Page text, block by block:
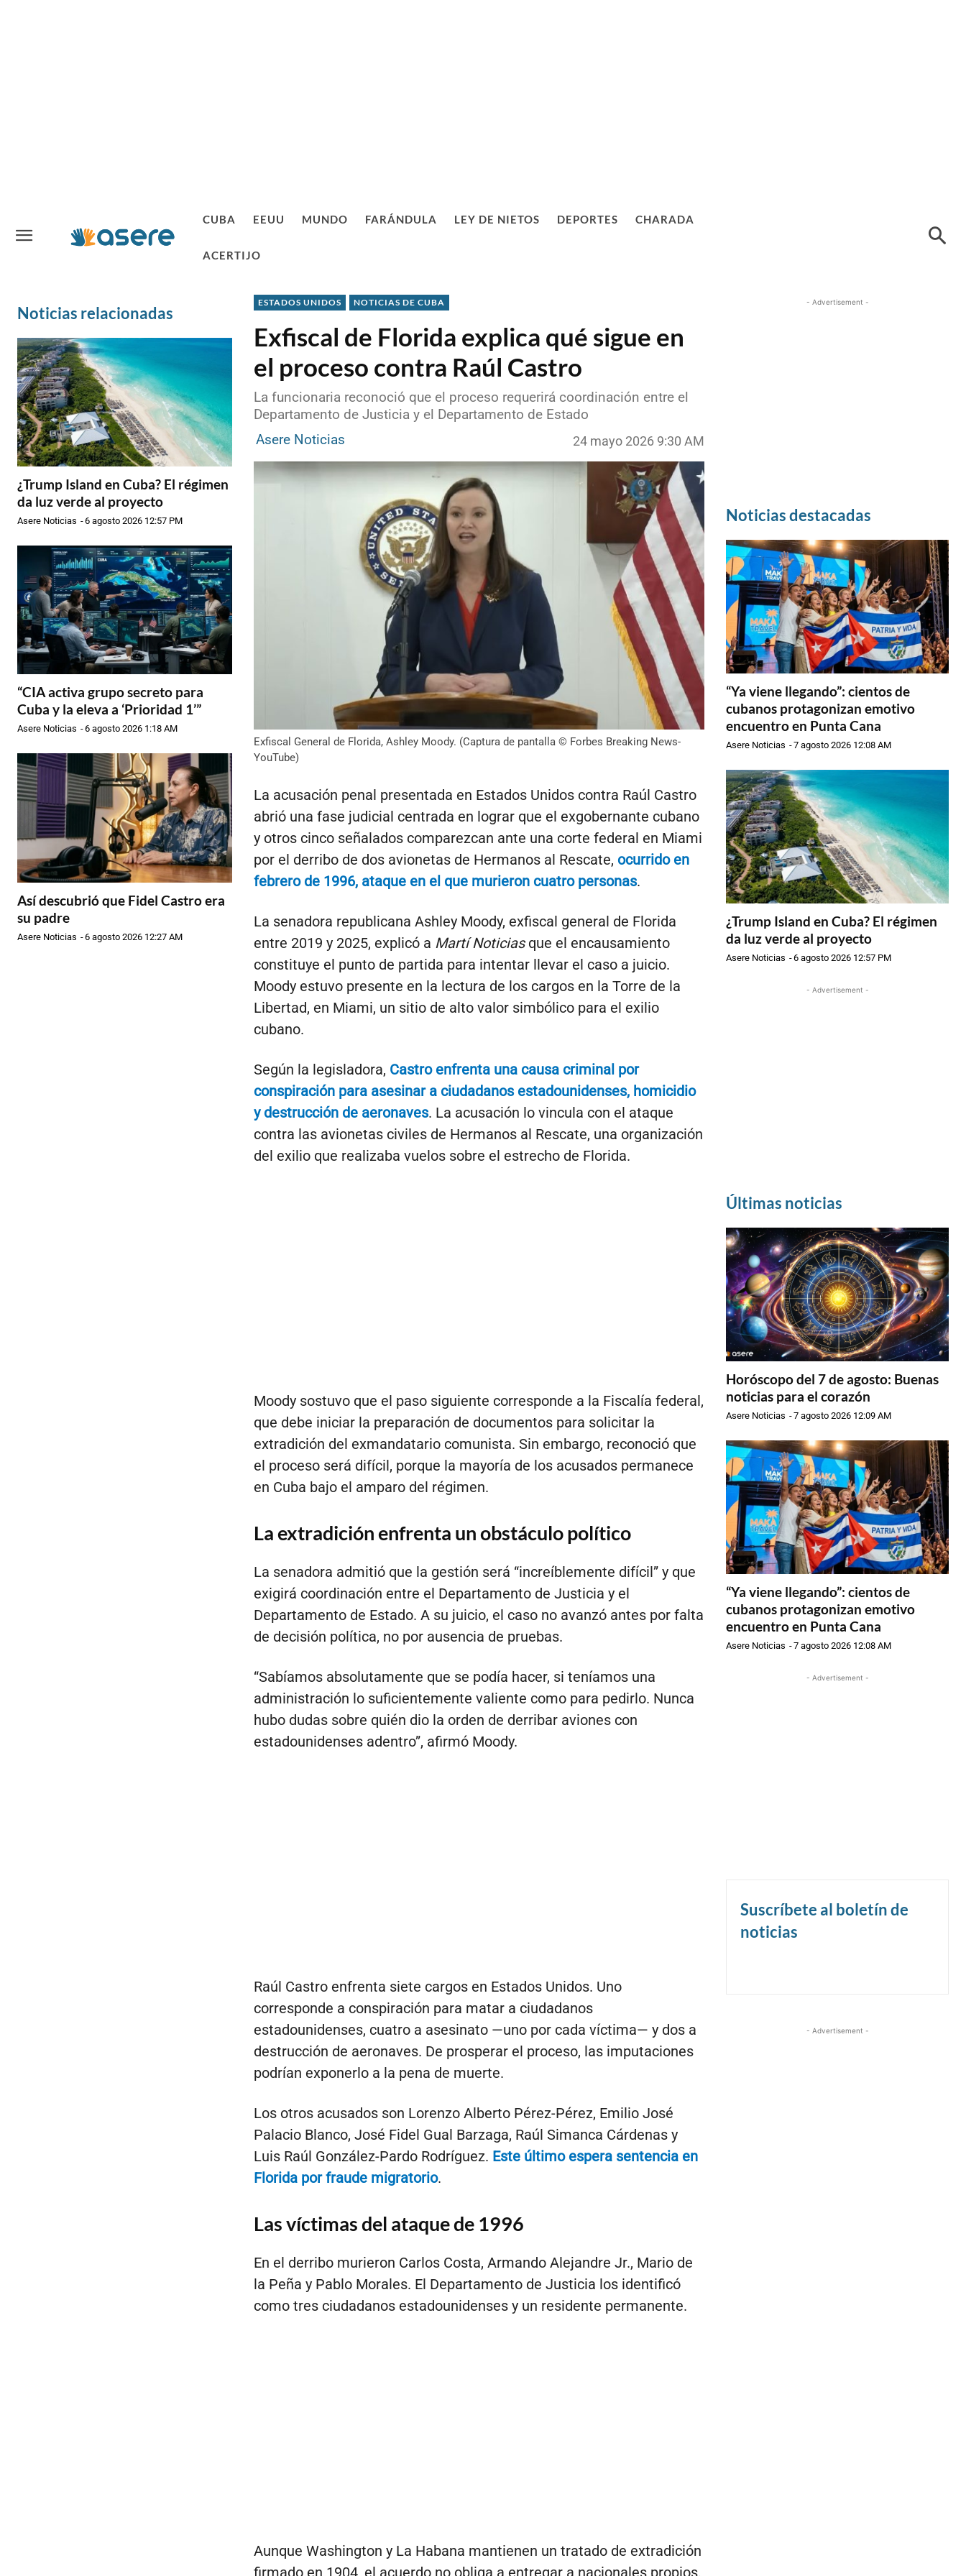
CUBA EEUU MUNDO FARÁNDULA LEY DE NIETOS DEPORTES CHARADA
ACERTIJO
Noticias relacionadas
¿Trump Island en Cuba? El régimen
da luz verde al proyecto
Asere Noticias -6 agosto 2026 12:57 PM
“CIA activa grupo secreto para
Cuba y la eleva a ‘Prioridad 1’”
Asere Noticias -6 agosto 2026 1:18 AM
Así descubrió que Fidel Castro era
su padre
Asere Noticias -6 agosto 2026 12:27 AM
ESTADOS UNIDOS NOTICIAS DE CUBA
Exfiscal de Florida explica qué sigue en
el proceso contra Raúl Castro
La funcionaria reconoció que el proceso requerirá coordinación entre el
Departamento de Justicia y el Departamento de Estado
Asere Noticias
24 mayo 2026 9:30 AM
Exfiscal General de Florida, Ashley Moody. (Captura de pantalla © Forbes Breaking News-
YouTube)
La acusación penal presentada en Estados Unidos contra Raúl Castro
abrió una fase judicial centrada en lograr que el exgobernante cubano
y otros cinco señalados comparezcan ante una corte federal en Miami
por el derribo de dos avionetas de Hermanos al Rescate, ocurrido en
febrero de 1996, ataque en el que murieron cuatro personas.
La senadora republicana Ashley Moody, exfiscal general de Florida
entre 2019 y 2025, explicó a Martí Noticiasque el encausamiento
constituye el punto de partida para intentar llevar el caso a juicio.
Moody estuvo presente en la lectura de los cargos en la Torre de la
Libertad, en Miami, un sitio de alto valor simbólico para el exilio
cubano.
Según la legisladora, Castro enfrenta una causa criminal por
conspiración para asesinar a ciudadanos estadounidenses, homicidio
y destrucción de aeronaves. La acusación lo vincula con el ataque
contra las avionetas civiles de Hermanos al Rescate, una organización
del exilio que realizaba vuelos sobre el estrecho de Florida.
Moody sostuvo que el paso siguiente corresponde a la Fiscalía federal,
que debe iniciar la preparación de documentos para solicitar la
extradición del exmandatario comunista. Sin embargo, reconoció que
el proceso será difícil, porque la mayoría de los acusados permanece
en Cuba bajo el amparo del régimen.
La extradición enfrenta un obstáculo político
La senadora admitió que la gestión será “increíblemente difícil” y que
exigirá coordinación entre el Departamento de Justicia y el
Departamento de Estado. A su juicio, el caso no avanzó antes por falta
de decisión política, no por ausencia de pruebas.
“Sabíamos absolutamente que se podía hacer, si teníamos una
administración lo suficientemente valiente como para pedirlo. Nunca
hubo dudas sobre quién dio la orden de derribar aviones con
estadounidenses adentro”, afirmó Moody.
Raúl Castro enfrenta siete cargos en Estados Unidos. Uno
corresponde a conspiración para matar a ciudadanos
estadounidenses, cuatro a asesinato —uno por cada víctima— y dos a
destrucción de aeronaves. De prosperar el proceso, las imputaciones
podrían exponerlo a la pena de muerte.
Los otros acusados son Lorenzo Alberto Pérez-Pérez, Emilio José
Palacio Blanco, José Fidel Gual Barzaga, Raúl Simanca Cárdenas y
Luis Raúl González-Pardo Rodríguez. Este último espera sentencia en
Florida por fraude migratorio.
Las víctimas del ataque de 1996
En el derribo murieron Carlos Costa, Armando Alejandre Jr., Mario de
la Peña y Pablo Morales. El Departamento de Justicia los identificó
como tres ciudadanos estadounidenses y un residente permanente.
Aunque Washington y La Habana mantienen un tratado de extradición
firmado en 1904, el acuerdo no obliga a entregar a nacionales propios.
- Advertisement -
Noticias destacadas
“Ya viene llegando”: cientos de
cubanos protagonizan emotivo
encuentro en Punta Cana
Asere Noticias -7 agosto 2026 12:08 AM
¿Trump Island en Cuba? El régimen
da luz verde al proyecto
Asere Noticias -6 agosto 2026 12:57 PM
- Advertisement -
Últimas noticias
Horóscopo del 7 de agosto: Buenas
noticias para el corazón
Asere Noticias -7 agosto 2026 12:09 AM
“Ya viene llegando”: cientos de
cubanos protagonizan emotivo
encuentro en Punta Cana
Asere Noticias -7 agosto 2026 12:08 AM
- Advertisement -
Suscríbete al boletín de
noticias
- Advertisement -